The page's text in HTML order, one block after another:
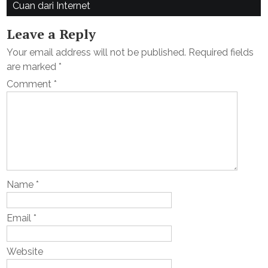
Cuan dari Internet
Leave a Reply
Your email address will not be published. Required fields
are marked*
Comment*
Name*
Email*
Website